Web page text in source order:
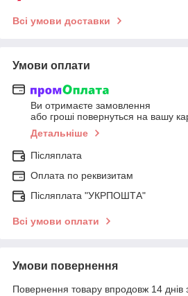
Всі умови доставки
Умови оплати
Ви отримаєте замовлення
або гроші повернуться на вашу
Детальніше
Післяплата
Оплата по реквизитам
Післяплата "УКРПОШТА"
Всі умови оплати
Умови повернення
Повернення товару впродовж 14 днів